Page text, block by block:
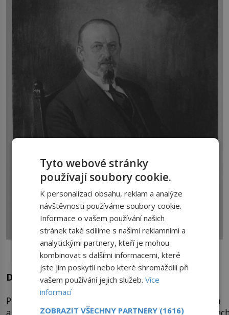
Kancléř Přemysl Šámal projednává finanční prostředky na
odpočinek hlavy státu.
Dovolená na útraty banky
Prezident Masaryk si buduje okruh svých příznivců
a informátorů, takzvanou „skupinuHradu“.V
Tyto webové stránky
používají soubory cookie.
K personalizaci obsahu, reklam a analýze
návštěvnosti používáme soubory cookie.
Informace o vašem používání našich
stránek také sdílíme s našimi reklamními a
analytickými partnery, kteří je mohou
kombinovat s dalšími informacemi, které
jste jim poskytli nebo které shromáždili při
vašem používání jejich služeb. Více
informací
ZOBRAZIT VŠECHNY PARTNERY (1616)